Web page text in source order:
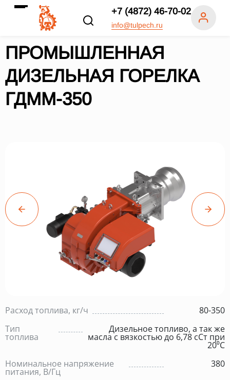
+7 (4872) 46-70-02
info@tulpech.ru
ПРОМЫШЛЕННАЯ
ДИЗЕЛЬНАЯ ГОРЕЛКА
ГДММ-350
Расход топлива, кг/ч
80-350
Тип
топлива
Дизельное топливо, а так же
масла с вязкостью до 6,78 сСт при
20⁰С
Номинальное напряжение
питания, В/Гц
380